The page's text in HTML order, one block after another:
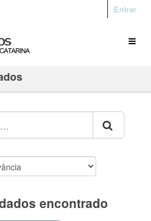
Entrar
encontrado